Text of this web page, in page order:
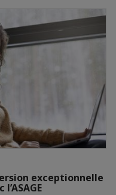
exceptionnelle